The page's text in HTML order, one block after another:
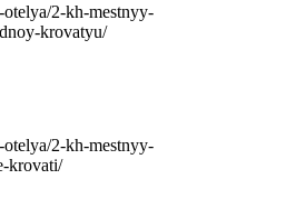
2-kh-mestnyy-
krovatyu/
2-kh-mestnyy-
krovati/